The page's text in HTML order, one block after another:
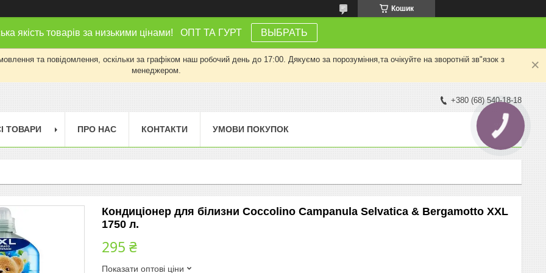
Кошик
якість товарів за низькими цінами! ОПТ ТА ГУРТ ВЫБРАТЬ
та повідомлення, оскільки за графіком наш робочий день до 17:00. Дякуємо за порозуміння,та очікуйте на зворотній зв"язок з
менеджером.
+380 (68) 540-18-18
ТОВАРИ ПРО НАС КОНТАКТИ УМОВИ ПОКУПОК
Кондиціонер для білизни Coccolino Campanula Selvatica & Bergamotto XXL
1750 л.
295 ₴
Показати оптові ціни
КНОПКА
ЗВ'ЯЗКУ